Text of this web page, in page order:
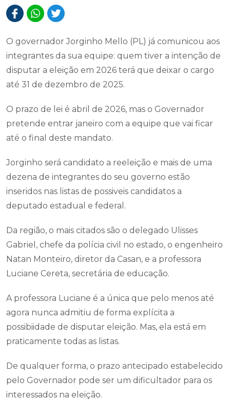
O governador Jorginho Mello (PL) já comunicou aos
integrantes da sua equipe: quem tiver a intenção de
disputar a eleição em 2026 terá que deixar o cargo
até 31 de dezembro de 2025.
O prazo de lei é abril de 2026, mas o Governador
pretende entrar janeiro com a equipe que vai ficar
até o final deste mandato.
Jorginho será candidato a reeleição e mais de uma
dezena de integrantes do seu governo estão
inseridos nas listas de possiveis candidatos a
deputado estadual e federal.
Da região, o mais citados são o delegado Ulisses
Gabriel, chefe da polícia civil no estado, o engenheiro
Natan Monteiro, diretor da Casan, e a professora
Luciane Cereta, secretária de educação.
A professora Luciane é a única que pelo menos até
agora nunca admitiu de forma explícita a
possibiidade de disputar eleição. Mas, ela está em
praticamente todas as listas.
De qualquer forma, o prazo antecipado estabelecido
pelo Governador pode ser um dificultador para os
interessados na eleição.